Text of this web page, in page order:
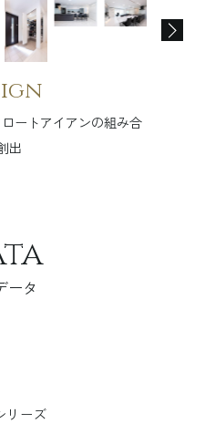
ートアイアンの組み合
出
ータ
リーズ